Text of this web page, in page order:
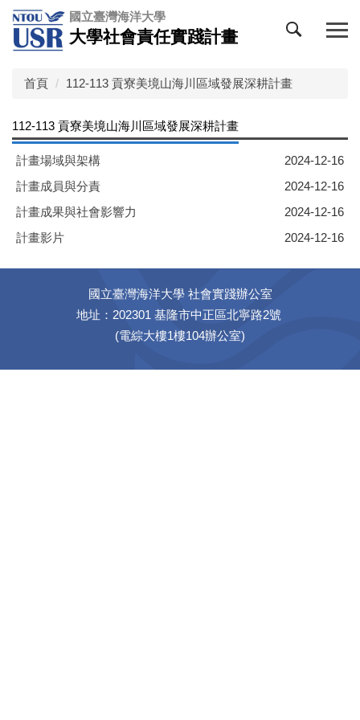
跳
到
主
國立臺灣海洋大學
大學社會責任實踐計畫
首頁 112-113 貢寮美境山海川區域發展深耕計畫
112-113 貢寮美境山海川區域發展深耕計畫
計畫場域與架構
2024-12-16
計畫成員與分責
2024-12-16
計畫成果與社會影響力
2024-12-16
計畫影片
2024-12-16
國立臺灣海洋大學 社會實踐辦公室
地址：202301 基隆市中正區北寧路2號
(電綜大樓1樓104辦公室)